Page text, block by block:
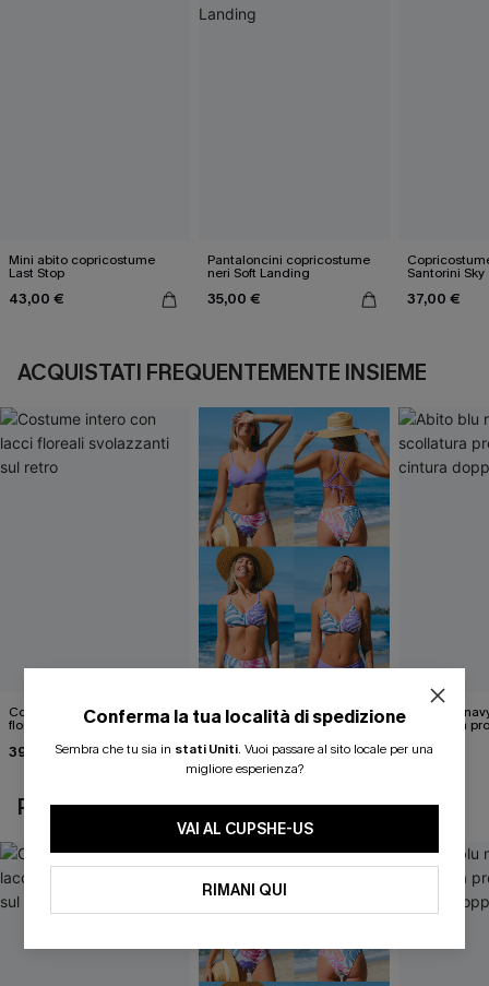
Mini abito copricostume
Last Stop
43,00 €
Pantaloncini copricostume
neri Soft Landing
35,00 €
Santorini Sky
37,00 €
ACQUISTATI FREQUENTEMENTE INSIEME
Costume intero con lacci
floreali svolazzanti sul retro
39,00 €
Set di top bikini tropicale
reversibile e pantaloni a vita
40,00 €
Abito blu
scollatura
24,90 €
POTREBBE INTERESSARTI ANCHE
Conferma la tua località di spedizione
Sembra che tu sia in stati Uniti. Vuoi passare al sito locale per una
migliore esperienza?
VAI AL CUPSHE-US
RIMANI QUI